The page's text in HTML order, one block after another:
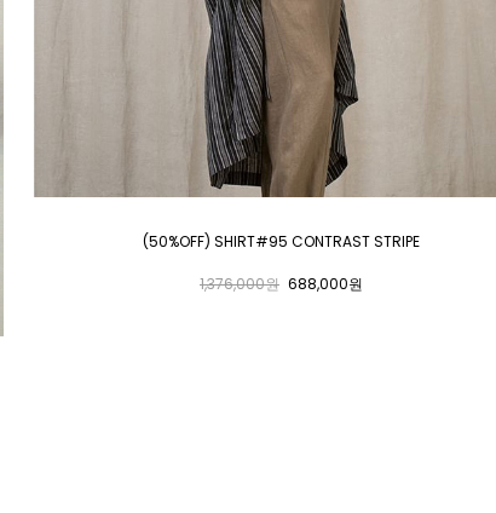
(50%OFF) SHIRT#95 CONTRAST STRIPE
1,376,000원 688,000원